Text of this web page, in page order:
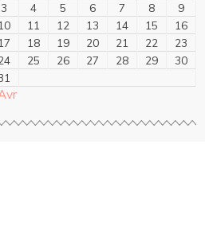
3
4 5 6 7 8
9
11 12 13 14 15
16
18 19 20 21 22
23
25 26 27 28 29
30